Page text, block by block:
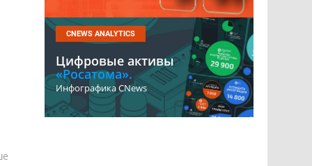
CNEWS ANALYTICS
Цифровые активы
«Росатома».
Инфографика CNews